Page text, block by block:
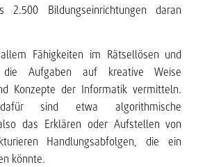
2.500 Bildungseinrichtungen daran
Fähigkeiten im Rätsellösen und
die Aufgaben auf kreative Weise
Konzepte der Informatik vermitteln.
sind etwa algorithmische
das Erklären oder Aufstellen von
Handlungsabfolgen, die ein
könnte.